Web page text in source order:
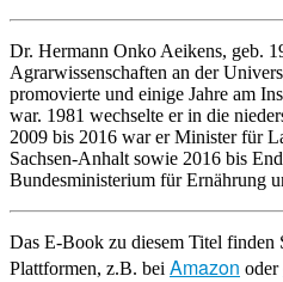
Dr. Hermann Onko Aeikens, geb.
Agrarwissenschaften an der
promovierte und einige Jahre am
war. 1981 wechselte er in die
2009 bis 2016 war er Minister für
Sachsen-Anhalt sowie 2016 bis
Bundesministerium für Ernährung
Das E-Book zu diesem Titel
Plattformen, z.B. bei Amazon oder